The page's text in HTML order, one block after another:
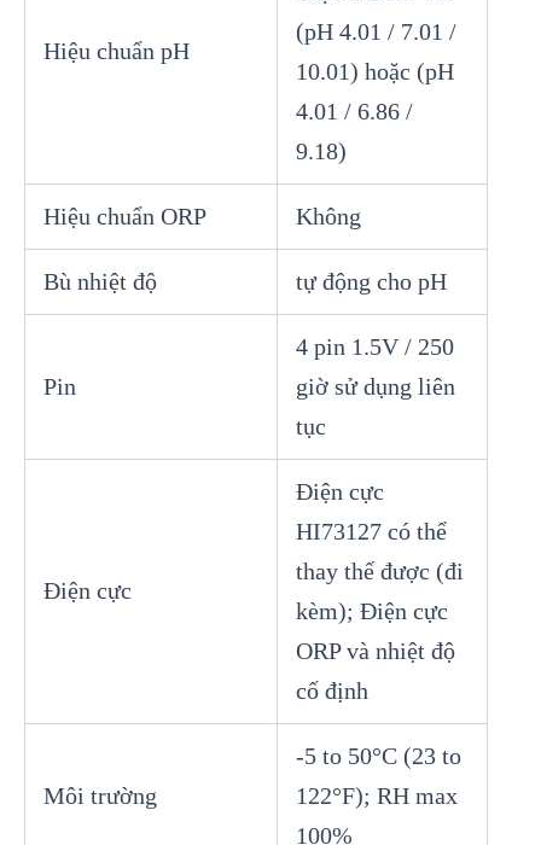
Hiệu chuẩn pH
(pH 4.01 / 7.01 /
10.01) hoặc (pH
4.01 / 6.86 /
9.18)
Hiệu chuẩn ORP Không
Bù nhiệt độ tự động cho pH
Pin
4 pin 1.5V / 250
giờ sử dụng liên
tục
Điện cực
Điện cực
HI73127 có thể
thay thế được (đi
kèm); Điện cực
ORP và nhiệt độ
cố định
Môi trường
-5 to 50°C (23 to
122°F); RH max
100%